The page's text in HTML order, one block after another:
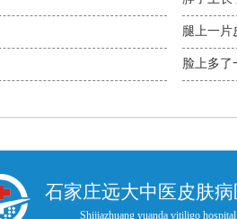
腿上一片
脸上多了
石家庄远大中医皮肤
Shijiazhuang yuanda vitiligo hospital